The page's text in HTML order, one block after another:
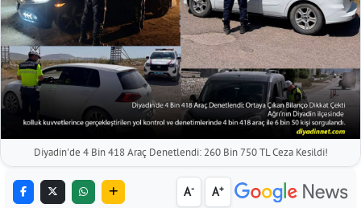
Diyadin'de 4 Bin 418 Araç Denetlendi: 260 Bin 750 TL Ceza Kesildi!
A- A+